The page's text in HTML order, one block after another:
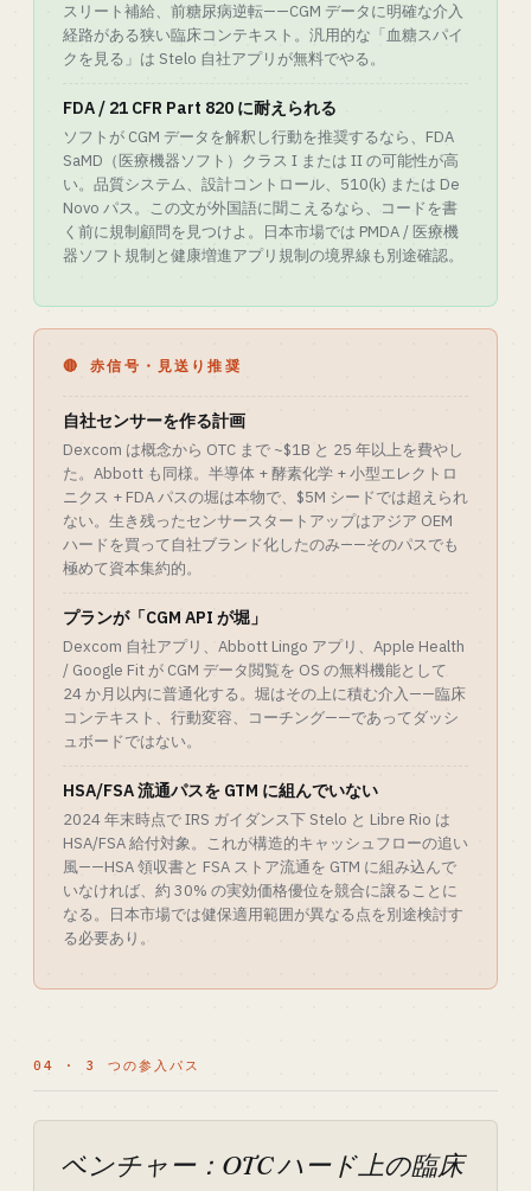
スリート補給、前糖尿病逆転——CGM データに明確な介入
経路がある狭い臨床コンテキスト。汎用的な「血糖スパイ
クを見る」は Stelo 自社アプリが無料でやる。
FDA / 21 CFR Part 820 に耐えられる
ソフトが CGM データを解釈し行動を推奨するなら、FDA
SaMD（医療機器ソフト）クラス I または II の可能性が高
い。品質システム、設計コントロール、510(k) または De
Novo パス。この文が外国語に聞こえるなら、コードを書
く前に規制顧問を見つけよ。日本市場では PMDA / 医療機
器ソフト規制と健康増進アプリ規制の境界線も別途確認。
🔴 赤信号・見送り推奨
自社センサーを作る計画
Dexcom は概念から OTC まで ~$1B と 25 年以上を費やし
た。Abbott も同様。半導体 + 酵素化学 + 小型エレクトロ
ニクス + FDA パスの堀は本物で、$5M シードでは超えられ
ない。生き残ったセンサースタートアップはアジア OEM
ハードを買って自社ブランド化したのみ——そのパスでも
極めて資本集約的。
プランが「CGM API が堀」
Dexcom 自社アプリ、Abbott Lingo アプリ、Apple Health
/ Google Fit が CGM データ閲覧を OS の無料機能として
24 か月以内に普通化する。堀はその上に積む介入——臨床
コンテキスト、行動変容、コーチング——であってダッシ
ュボードではない。
HSA/FSA 流通パスを GTM に組んでいない
2024 年末時点で IRS ガイダンス下 Stelo と Libre Rio は
HSA/FSA 給付対象。これが構造的キャッシュフローの追い
風——HSA 領収書と FSA ストア流通を GTM に組み込んで
いなければ、約 30% の実効価格優位を競合に譲ることに
なる。日本市場では健保適用範囲が異なる点を別途検討す
る必要あり。
04 · 3 つの参入パス
ベンチャー：OTC ハード上の臨床